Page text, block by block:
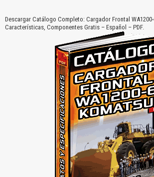
Descargar Catálogo Completo: Cargador Frontal
Características, Componentes Gratis – Español – PDF.